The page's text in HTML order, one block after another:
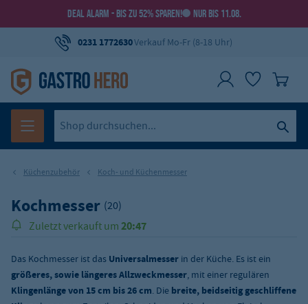
DEAL ALARM - BIS ZU 52% SPAREN! NUR BIS 11.08.
0231 1772630Verkauf Mo-Fr (8-18 Uhr)
Küchenzubehör Koch- und Küchenmesser
Kochmesser (20)
Über148.000Produkte verkauft!
Zuletzt verkauft um 20:47
Das Kochmesser ist das Universalmesser in der Küche. Es ist ein
größeres, sowie längeres Allzweckmesser, mit einer regulären
Klingenlänge von 15 cm bis 26 cm. Die breite, beidseitig geschliffene